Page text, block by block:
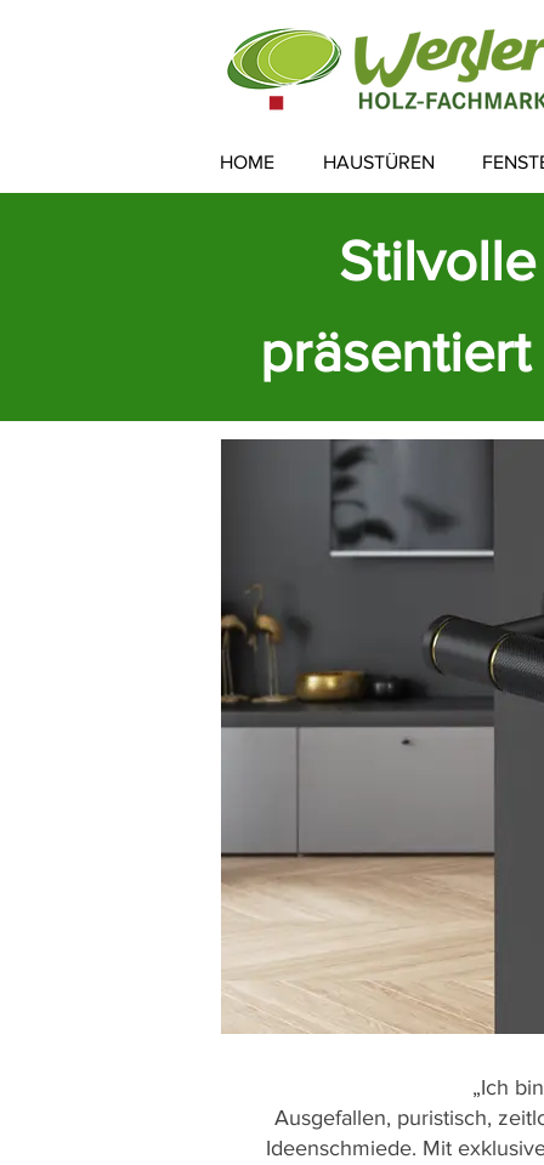
HOME HAUSTÜREN
„Ich
Ausgefallen, puristisch,
Ideenschmiede. Mit